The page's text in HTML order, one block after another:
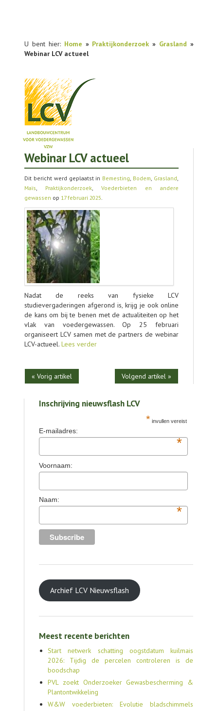
U bent hier: Home » Praktijkonderzoek » Grasland »
Webinar LCV actueel
NIEUWS
PRAKTIJKONDERZOEK
PUBLICATIES
TOOLS
AGENDA
OVER LCV
CONTACT
Webinar LCV actueel
Dit bericht werd geplaatst in Bemesting, Bodem, Grasland,
Maïs, Praktijkonderzoek, Voederbieten en andere
gewassen op 17 februari 2025.
Nadat de reeks van fysieke LCV
studievergaderingen afgerond is, krijg je ook online
de kans om bij te benen met de actualiteiten op het
vlak van voedergewassen. Op 25 februari
organiseert LCV samen met de partners de webinar
LCV-actueel. Lees verder
« Vorig artikel Volgend artikel »
Inschrijving nieuwsflash LCV
* invullen vereist
E-mailadres:
*
Voornaam:
Naam:
*
Archief LCV Nieuwsflash
Meest recente berichten
Start netwerk schatting oogstdatum kuilmais
2026: Tijdig de percelen controleren is de
boodschap
PVL zoekt Onderzoeker Gewasbescherming &
Plantontwikkeling
W&W voederbieten: Evolutie bladschimmels